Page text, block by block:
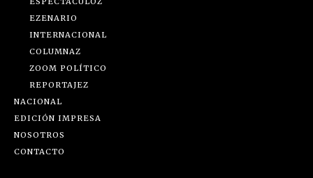
EZENARIO
INTERNACIONAL
COLUMNAZ
ZOOM POLÍTICO
REPORTAJEZ
NACIONAL
EDICIÓN IMPRESA
NOSOTROS
CONTACTO